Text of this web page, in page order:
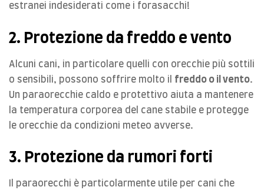
estranei indesiderati come i forasacchi!
2. Protezione da freddo e vento
Alcuni cani, in particolare quelli con orecchie più sottili
o sensibili, possono soffrire molto il freddo o il vento.
Un paraorecchie caldo e protettivo aiuta a mantenere
la temperatura corporea del cane stabile e protegge
le orecchie da condizioni meteo avverse.
3. Protezione da rumori forti
Il paraorecchi è particolarmente utile per cani che